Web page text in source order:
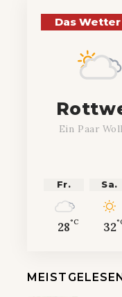
Das Wetter
Ein Paar
Fr.
28°C
Sa.
32